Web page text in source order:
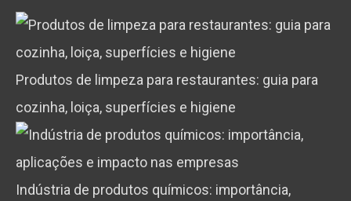
Produtos de limpeza para restaurantes: guia para
cozinha, loiça, superfícies e higiene
Indústria de produtos químicos: importância,